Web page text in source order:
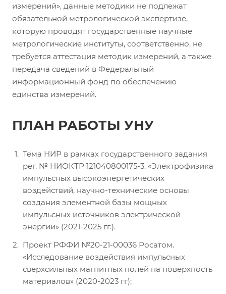
измерений», данные методики не подлежат
обязательной метрологической экспертизе,
которую проводят государственные научные
метрологические институты, соответственно, не
требуется аттестация методик измерений, а также
передача сведений в Федеральный
информационный фонд по обеспечению
единства измерений.
ПЛАН РАБОТЫ УНУ
Тема НИР в рамках государственного задания
рег. № НИОКТР 121040800175-3. «Электрофизика
импульсных высокоэнергетических
воздействий, научно-технические основы
создания элементной базы мощных
импульсных источников электрической
энергии» (2021-2025 гг.).
Проект РФФИ №20-21-00036 Росатом.
«Исследование воздействия импульсных
сверхсильных магнитных полей на поверхность
материалов» (2020-2023 гг);